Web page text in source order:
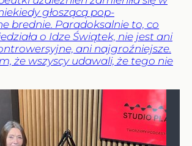
głoszącą pop-
brednie. Paradoksalnie to, co
o Idze Świątek, nie jest ani
ani najgroźniejsze.
że wszyscy udawali, że tego nie